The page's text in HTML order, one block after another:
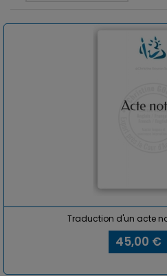
Traduction d'un acte
45,00 €